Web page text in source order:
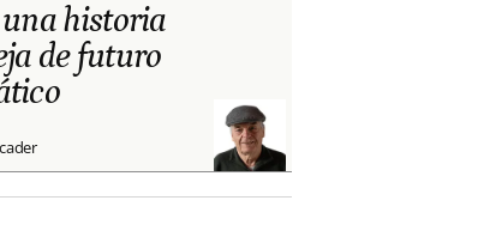
historia
de futuro